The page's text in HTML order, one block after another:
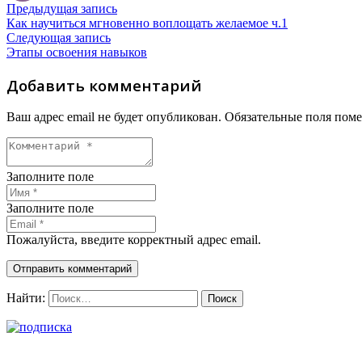
Предыдущая запись
Как научиться мгновенно воплощать желаемое ч.1
Следующая запись
Этапы освоения навыков
Добавить комментарий
Ваш адрес email не будет опубликован. Обязательные поля
Заполните поле
Заполните поле
Пожалуйста, введите корректный адрес email.
Отправить комментарий
Найти: